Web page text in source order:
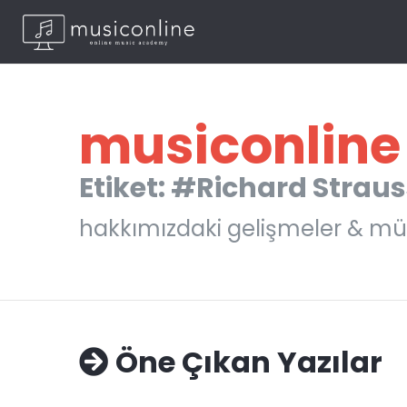
Etiket: #Richard
hakkımızdaki gelişmeler &
Öne Çıkan Yazılar